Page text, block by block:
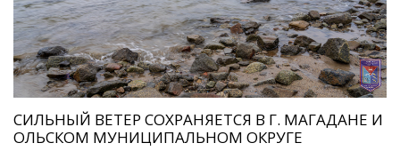
СИЛЬНЫЙ ВЕТЕР СОХРАНЯЕТСЯ В Г. МАГАДАНЕ И
ОЛЬСКОМ МУНИЦИПАЛЬНОМ ОКРУГЕ